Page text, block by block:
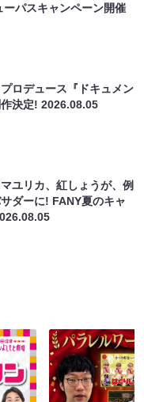
パスキャンペーン開催
ロデュース『ドキュメン
作決定!2026.08.05
ユリカ、紅しょうが、例
ダーに! FANY夏のキャ